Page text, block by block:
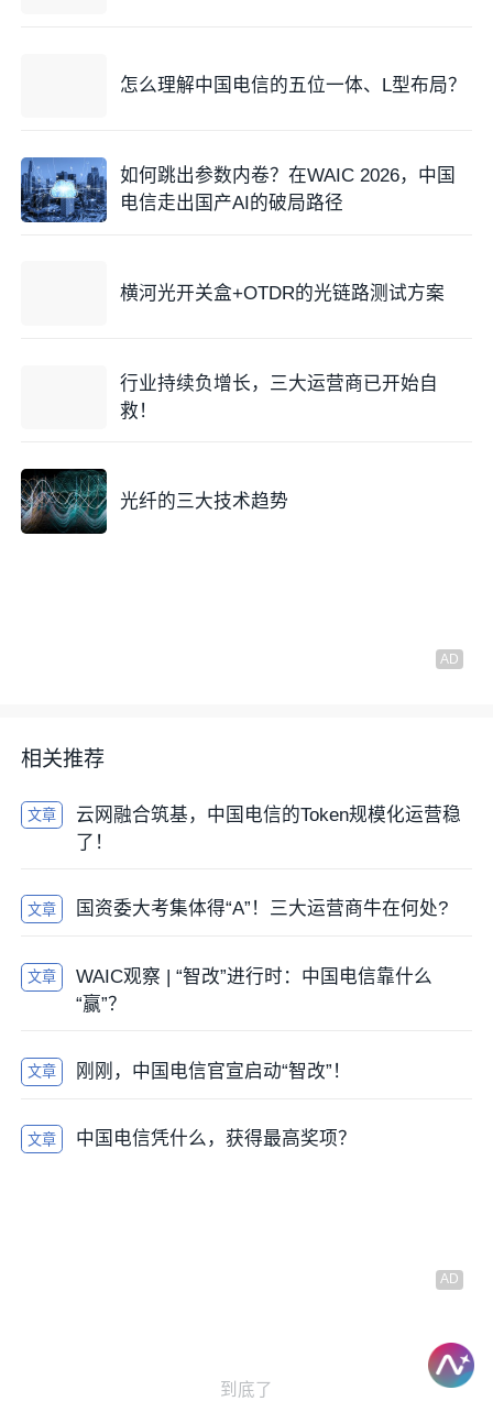
怎么理解中国电信的五位一体、L型布局？
如何跳出参数内卷？在WAIC 2026，中国
电信走出国产AI的破局路径
横河光开关盒+OTDR的光链路测试方案
行业持续负增长，三大运营商已开始自
救！
光纤的三大技术趋势
相关推荐
文章
云网融合筑基，中国电信的Token规模化运营稳
了！
文章 国资委大考集体得“A”！三大运营商牛在何处?
文章
WAIC观察 | “智改”进行时：中国电信靠什么
“赢”？
文章 刚刚，中国电信官宣启动“智改”！
文章 中国电信凭什么，获得最高奖项？